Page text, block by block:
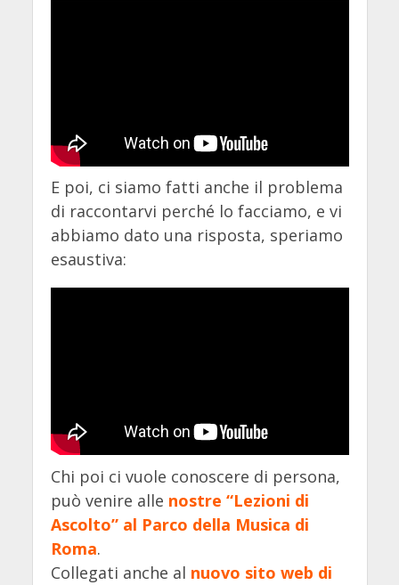
E poi, ci siamo fatti anche il problema
di raccontarvi perché lo facciamo, e vi
abbiamo dato una risposta, speriamo
esaustiva:
Chi poi ci vuole conoscere di persona,
può venire alle nostre “Lezioni di
Ascolto” al Parco della Musica di
Roma.
Collegati anche al nuovo sito web di